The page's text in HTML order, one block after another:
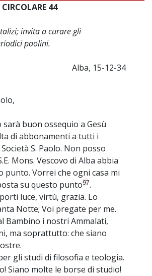
CIRCOLARE 44
invita a curare gli
paolini.
Alba, 15-12-34
buon ossequio a Gesù
di abbonamenti a tutti i
S. Paolo. Non posso
Mons. Vescovo di Alba abbia
punto. Vorrei che ogni casa mi
su questo punto97.
luce, virtù, grazia. Lo
Notte; Voi pregate per me.
Bambino i nostri Ammalati,
ma soprattutto: che siano
gli studi di filosofia e teologia.
Siano molte le borse di studio!